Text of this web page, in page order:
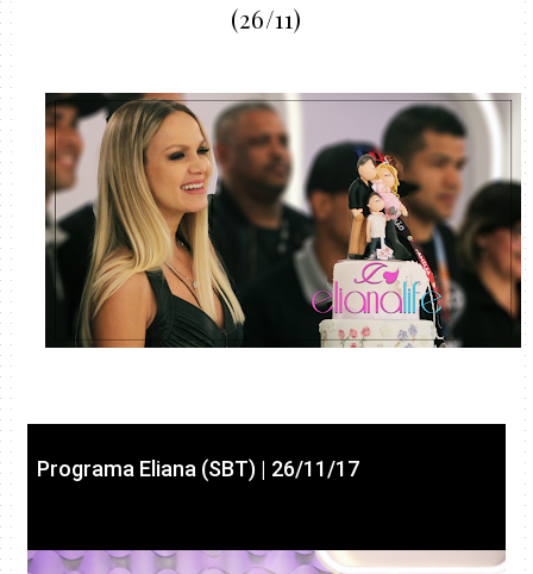
(26/11)
Programa Eliana (SBT) | 26/11/17